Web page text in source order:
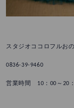
スタジオココロフルお
0836-39-9460
営業時間 10：00～20